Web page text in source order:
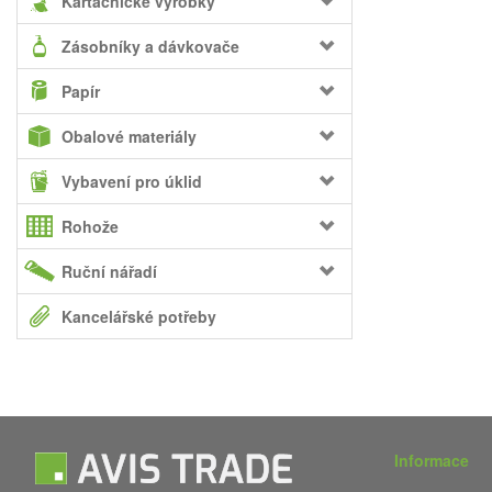
Zásobníky a dávkovače
Papír
Obalové materiály
Vybavení pro úklid
Rohože
Ruční nářadí
Kancelářské potřeby
Informace